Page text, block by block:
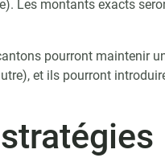
Les montants exacts
pourront maintenir
et ils pourront